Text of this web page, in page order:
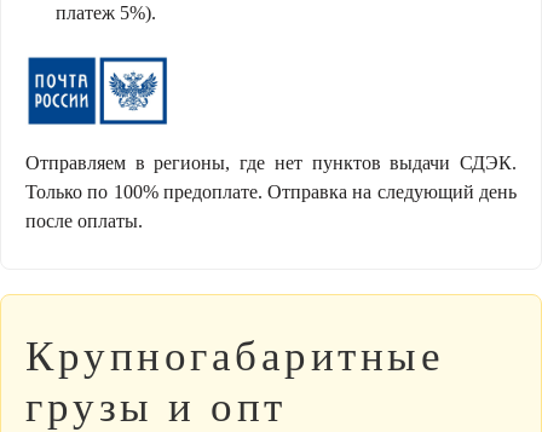
платеж 5%).
Отправляем в регионы, где нет пунктов выдачи СДЭК.
Только по 100% предоплате. Отправка на следующий день
после оплаты.
Крупногабаритные
грузы и опт